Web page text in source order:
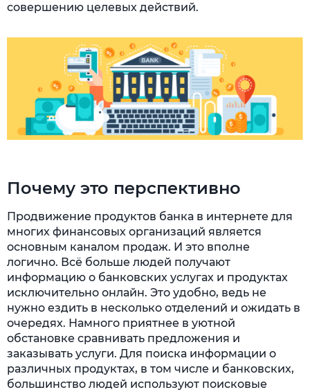
совершению целевых действий.
Почему это перспективно
Продвижение продуктов банка в интернете для
многих финансовых организаций является
основным каналом продаж. И это вполне
логично. Всё больше людей получают
информацию о банковских услугах и продуктах
исключительно онлайн. Это удобно, ведь не
нужно ездить в несколько отделений и ожидать в
очередях. Намного приятнее в уютной
обстановке сравнивать предложения и
заказывать услуги. Для поиска информации о
различных продуктах, в том числе и банковских,
большинство людей используют поисковые